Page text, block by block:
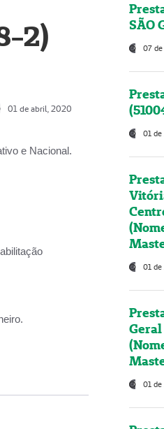
2)
01 de abril, 2020
e Nacional.
SÃO
07
01
01
01